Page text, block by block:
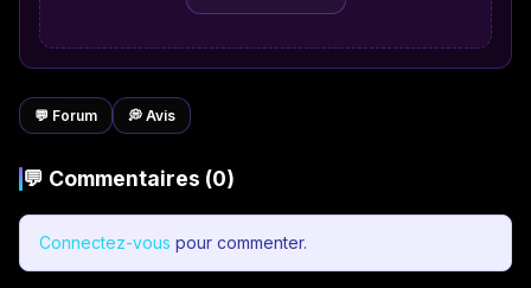
💬 Forum 💭 Avis
💬 Commentaires (0)
Connectez-vous pour commenter.